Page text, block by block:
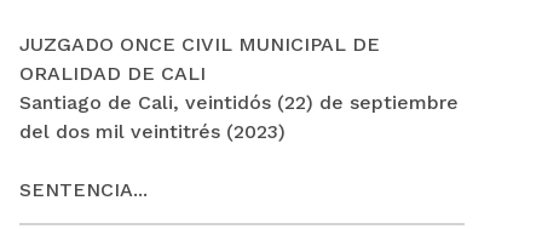
JUZGADO ONCE CIVIL MUNICIPAL DE
ORALIDAD DE CALI
Santiago de Cali, veintidós (22) de septiembre
del dos mil veintitrés (2023)
SENTENCIA...